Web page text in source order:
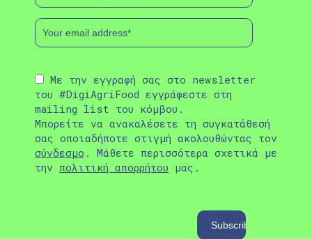
Με την εγγραφή σας στο newsletter
του #DigiAgriFood εγγράφεστε στη
mailing list του κόμβου.
Μπορείτε να ανακαλέσετε τη συγκατάθεσή
σας οποιαδήποτε στιγμή ακολουθώντας τον
σύνδεσμο . Μάθετε περισσότερα σχετικά με
την πολιτική απορρήτου μας.